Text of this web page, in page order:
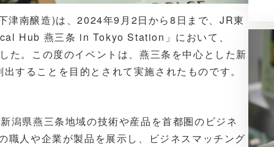
津南醸造)は、2024年9月2日から8日まで、JR東
Hub 燕三条 in Tokyo Station」において、
た。この度のイベントは、燕三条を中心とした新
することを目的とされて実施されたものです。
潟県燕三条地域の技術や産品を首都圏のビジネ
人や企業が製品を展示し、ビジネスマッチング